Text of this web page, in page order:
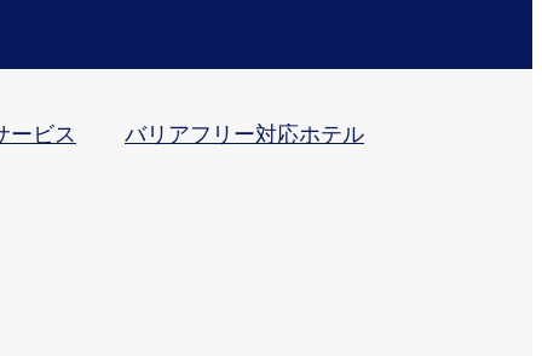
ービス バリアフリー対応ホテル